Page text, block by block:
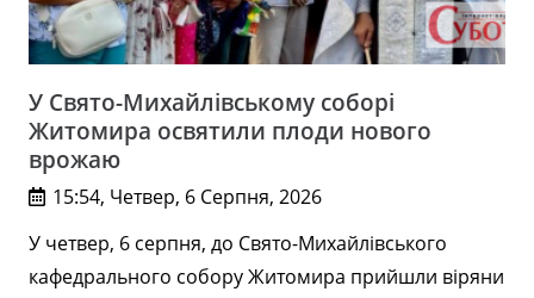
У Свято-Михайлівському соборі
Житомира освятили плоди нового
врожаю
15:54, Четвер, 6 Серпня, 2026
У четвер, 6 серпня, до Свято-Михайлівського
кафедрального собору Житомира прийшли віряни